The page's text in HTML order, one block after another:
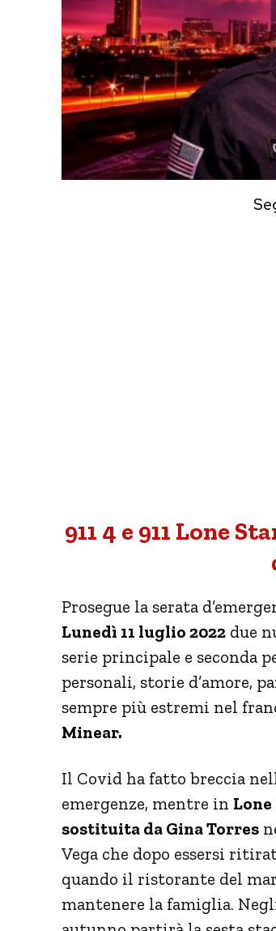
911 4 e 911 Lone
Prosegue la serata
Lunedì 11 luglio 2022 due
serie principale e seconda
personali, storie d’amore,
sempre più estremi nel
Minear.
Il Covid ha fatto breccia
emergenze, mentre in
sostituita da Gina Torres
Vega che dopo essersi
quando il ristorante del
mantenere la famiglia.